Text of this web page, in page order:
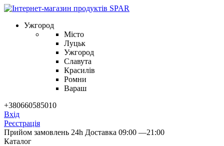
Ужгород
Місто
Луцьк
Ужгород
Славута
Красилів
Ромни
Вараш
+380660585010
Вхід
Реєстрація
Прийом замовлень 24h Доставка 09:00 —21:00
Каталог